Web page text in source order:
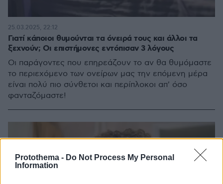
Protothema - Do Not Process My Personal
Information
Γιατί κάποιοι θυμούνται τα όνειρά τους και άλλοι τα
ξεχνούν; Οι επιστήμονες εντόπισαν 3 λόγους
Οι παράγοντες που επηρεάζουν το αν θα θυμόμαστε
το περιεχόμενο των ονείρων μας την επόμενη μέρα
είναι πολύ πιο σύνθετοι και περίπλοκοι απ' όσο
φανταζόμαστε!
25.03.2025, 22:12